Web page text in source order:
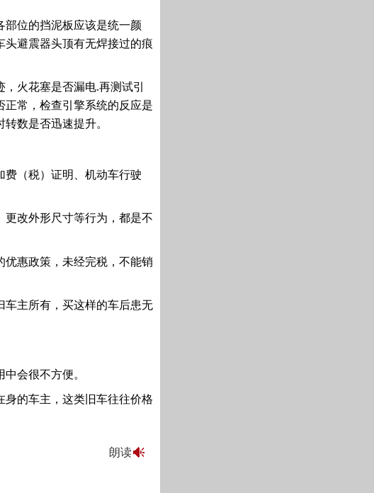
部位的挡泥板应该是统一颜
避震器头顶有无焊接过的痕
火花塞是否漏电.再测试引
常，检查引擎系统的反应是
数是否迅速提升。
费（税）证明、机动车行驶
改外形尺寸等行为，都是不
惠政策，未经完税，不能销
车主所有，买这样的车后患无
会很不方便。
的车主，这类旧车往往价格
朗读